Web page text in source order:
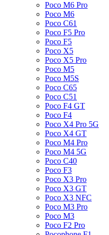
Poco M6 Pro
Poco M6
Poco C61
Poco F5 Pro
Poco F5
Poco X5
Poco X5 Pro
Poco M5
Poco M5S
Poco C65
Poco C51
Poco F4 GT
Poco F4
Poco X4 Pro 5G
Poco X4 GT
Poco M4 Pro
Poco M4 5G
Poco C40
Poco F3
Poco X3 Pro
Poco X3 GT
Poco X3 NFC
Poco M3 Pro
Poco M3
Poco F2 Pro